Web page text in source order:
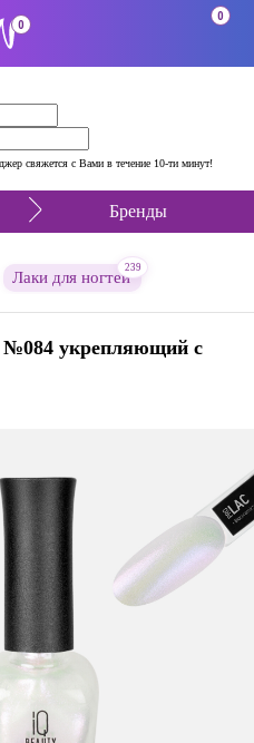
свяжется с Вами в течение 10-ти минут!
0
0
Бренды
Лаки для ногтей
239
№084 укрепляющий с